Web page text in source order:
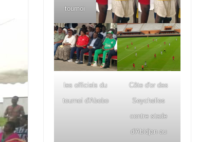
tournoi
les officiels du
tournoi d'Abobo
Côte d'or des
Seychelles
contre stade
d'Abidjan au